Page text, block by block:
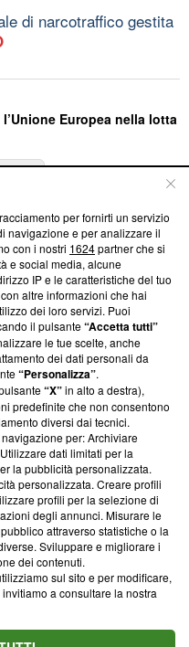
di narcotraffico gestita
Europea nella lotta
su Blasting
su come ci impegniamo a
la nostra aderenza a
Blasting News non è
ha richiesto di farne
una verifica di
Carlo Frasca, 3 - 6900
per fornirti un servizio
navigazione e per analizzare il
con i nostri 1624partner che si
e social media, alcune
IP e le caratteristiche del tuo
altre informazioni che hai
dei loro servizi. Puoi
il pulsante“Accetta tutti”
le tue scelte, anche
dei dati personali da
“Personalizza”.
“X”in alto a destra),
predefinite che non consentono
diversi dai tecnici.
per: Archiviare
dati limitati per la
la pubblicità personalizzata.
personalizzata. Creare profili
profili per la selezione di
degli annunci. Misurare le
attraverso statistiche o la
Sviluppare e migliorare i
dei contenuti.
sul sito e per modificare,
a consultare la nostra